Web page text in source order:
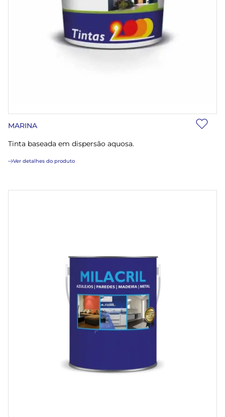
MARINA
Tinta baseada em dispersão aquosa.
Ver detalhes do produto